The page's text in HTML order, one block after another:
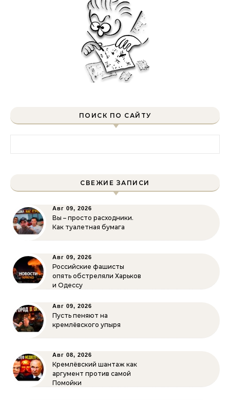
ПОИСК ПО САЙТУ
СВЕЖИЕ ЗАПИСИ
Авг 09, 2026
Вы – просто расходники.
Как туалетная бумага
Авг 09, 2026
Российские фашисты
опять обстреляли Харьков
и Одессу
Авг 09, 2026
Пусть пеняют на
кремлёвского упыря
Авг 08, 2026
Кремлёвский шантаж как
аргумент против самой
Помойки